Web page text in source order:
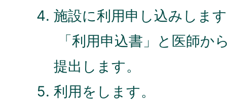
施設に利用申し込みしま
「利用申込書」と医師か
提出します。
利用をします。